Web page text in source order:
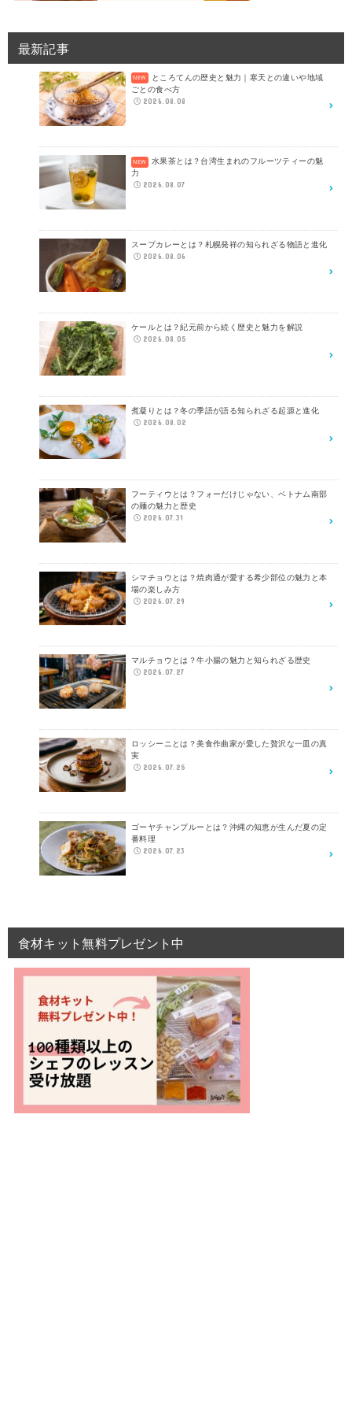
最新記事
ところてんの歴史と魅力｜寒天との違いや地域
ごとの食べ方
2026.08.08
水果茶とは？台湾生まれのフルーツティーの魅
力
2026.08.07
スープカレーとは？札幌発祥の知られざる物語と進化
2026.08.06
ケールとは？紀元前から続く歴史と魅力を解説
2026.08.05
煮凝りとは？冬の季語が語る知られざる起源と進化
2026.08.02
フーティウとは？フォーだけじゃない、ベトナム南部
の麺の魅力と歴史
2026.07.31
シマチョウとは？焼肉通が愛する希少部位の魅力と本
場の楽しみ方
2026.07.29
マルチョウとは？牛小腸の魅力と知られざる歴史
2026.07.27
ロッシーニとは？美食作曲家が愛した贅沢な一皿の真
実
2026.07.25
ゴーヤチャンプルーとは？沖縄の知恵が生んだ夏の定
番料理
2026.07.23
食材キット無料プレゼント中